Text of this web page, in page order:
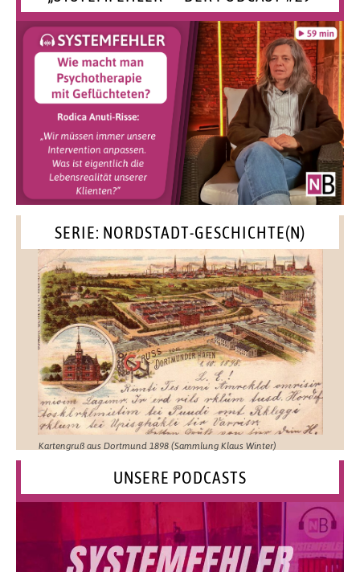
SERIE: NORDSTADT-GESCHICHTE(N)
Kartengruß aus Dortmund 1898 (Sammlung Klaus Winter)
UNSERE PODCASTS